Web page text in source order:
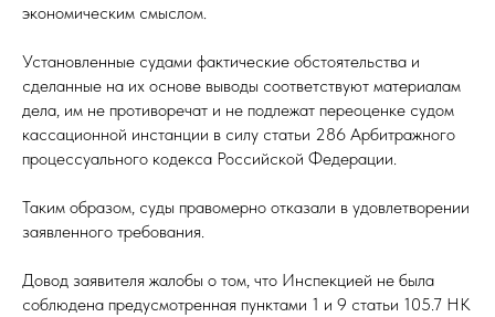
экономическим смыслом.
Установленные судами фактические обстоятельства и
сделанные на их основе выводы соответствуют материалам
дела, им не противоречат и не подлежат переоценке судом
кассационной инстанции в силу статьи 286 Арбитражного
процессуального кодекса Российской Федерации.
Таким образом, суды правомерно отказали в удовлетворении
заявленного требования.
Довод заявителя жалобы о том, что Инспекцией не была
соблюдена предусмотренная пунктами 1 и 9 статьи 105.7 НК